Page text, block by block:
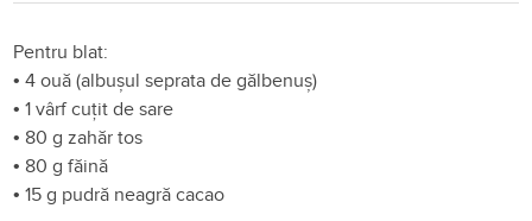
Pentru blat:
•4 ouă (albușul seprata de gălbenuș)
•1 vârf cuțit de sare
• 80 g zahăr tos
• 80 g făină
•15 g pudră neagră cacao